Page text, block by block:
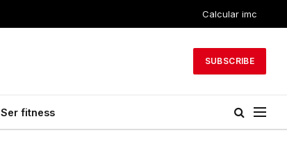
Calcular imc
SUBSCRIBE
Ser fitness